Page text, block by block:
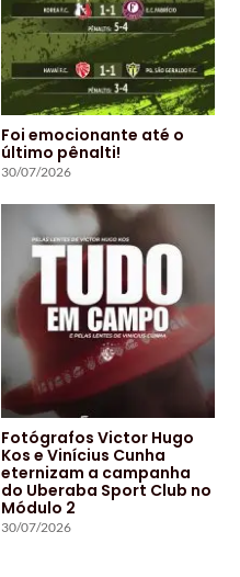
Foi emocionante até o
último pênalti!
30/07/2026
Fotógrafos Victor Hugo
Kos e Vinícius Cunha
eternizam a campanha
do Uberaba Sport Club no
Módulo 2
30/07/2026